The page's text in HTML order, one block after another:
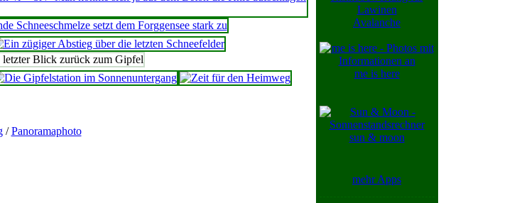
Avalanche
me is here
sun & moon
mehr Apps
/Panoramaphoto